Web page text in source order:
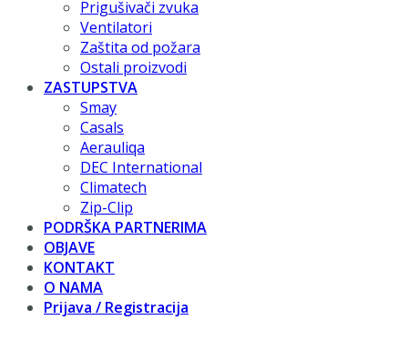
Prigušivači zvuka
Ventilatori
Zaštita od požara
Ostali proizvodi
ZASTUPSTVA
Smay
Casals
Aerauliqa
DEC International
Climatech
Zip-Clip
PODRŠKA PARTNERIMA
OBJAVE
KONTAKT
O NAMA
Prijava / Registracija